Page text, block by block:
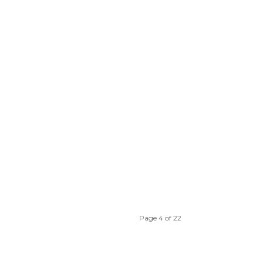
Page 4 of 22